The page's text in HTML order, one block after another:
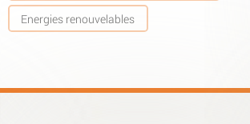
Energies renouvelables